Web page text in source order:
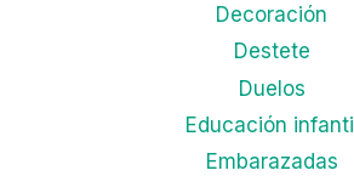
Decoración
Destete
Duelos
Educación infantil
Embarazadas